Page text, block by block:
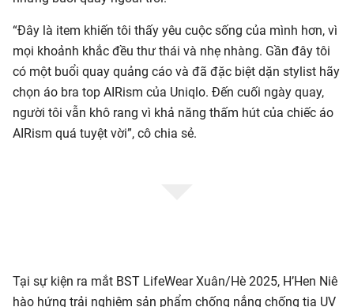
“Đây là item khiến tôi thấy yêu cuộc sống của mình hơn, vì
mọi khoảnh khắc đều thư thái và nhẹ nhàng. Gần đây tôi
có một buổi quay quảng cáo và đã đặc biệt dặn stylist hãy
chọn áo bra top AIRism của Uniqlo. Đến cuối ngày quay,
người tôi vẫn khô rang vì khả năng thấm hút của chiếc áo
AIRism quá tuyệt vời”, cô chia sẻ.
Tại sự kiện ra mắt BST LifeWear Xuân/Hè 2025, H’Hen Niê
hào hứng trải nghiệm sản phẩm chống nắng chống tia UV